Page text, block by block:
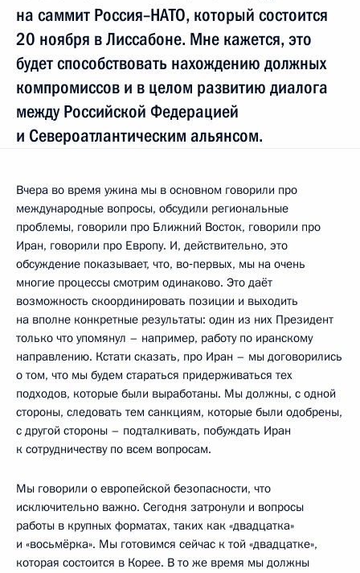
на саммит Россия–НАТО, который состоится
20 ноября в Лиссабоне. Мне кажется, это
будет способствовать нахождению должных
компромиссов и в целом развитию диалога
между Российской Федерацией
и Североатлантическим альянсом.
Вчера во время ужина мы в основном говорили про
международные вопросы, обсудили региональные
проблемы, говорили про Ближний Восток, говорили про
Иран, говорили про Европу. И, действительно, это
обсуждение показывает, что, во‑первых, мы на очень
многие процессы смотрим одинаково. Это даёт
возможность скоординировать позиции и выходить
на вполне конкретные результаты: один из них Президент
только что упомянул – например, работу по иранскому
направлению. Кстати сказать, про Иран – мы договорились
о том, что мы будем стараться придерживаться тех
подходов, которые были выработаны. Мы должны, с одной
стороны, следовать тем санкциям, которые были одобрены,
с другой стороны – подталкивать, побуждать Иран
к сотрудничеству по всем вопросам.
Мы говорили о европейской безопасности, что
исключительно важно. Сегодня затронули и вопросы
работы в крупных форматах, таких как «двадцатка»
и «восьмёрка». Мы готовимся сейчас к той «двадцатке»,
которая состоится в Корее. В то же время мы должны